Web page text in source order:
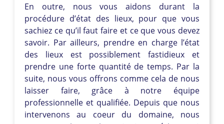
En outre, nous vous aidons durant la
procédure d’état des lieux, pour que vous
sachiez ce qu’il faut faire et ce que vous devez
savoir. Par ailleurs, prendre en charge l’état
des lieux est possiblement fastidieux et
prendre une forte quantité de temps. Par la
suite, nous vous offrons comme cela de nous
laisser faire, grâce à notre équipe
professionnelle et qualifiée. Depuis que nous
intervenons au coeur du domaine, nous